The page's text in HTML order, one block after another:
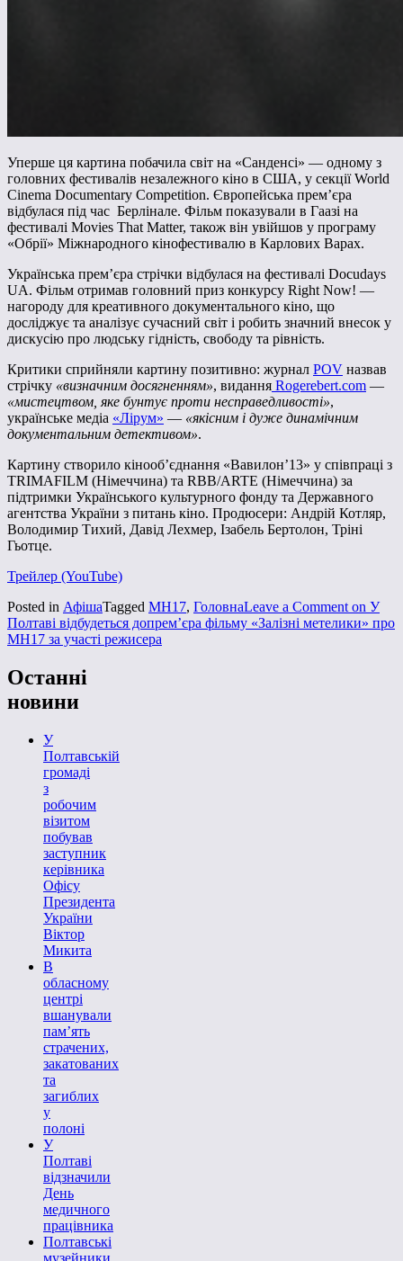
Уперше ця картина побачила світ на «Санденсі» — одному з
головних фестивалів незалежного кіно в США, у секції World
Cinema Documentary Competition. Європейська прем’єра
відбулася під час Берлінале. Фільм показували в Гаазі на
фестивалі Movies That Matter, також він увійшов у програму
«Обрії» Міжнародного кінофестивалю в Карлових Варах.
Українська прем’єра стрічки відбулася на фестивалі Docudays
UA. Фільм отримав головний приз конкурсу Right Now! —
нагороду для креативного документального кіно, що
досліджує та аналізує сучасний світ і робить значний внесок у
дискусію про людську гідність, свободу та рівність.
Критики сприйняли картину позитивно: журнал POV назвав
стрічку «визначним досягненням», видання Rogerebert.com —
«мистецтвом, яке бунтує проти несправедливості»,
українське медіа «Лірум» — «якісним і дуже динамічним
документальним детективом».
Картину створило кінооб’єднання «Вавилон’13» у співпраці з
TRIMAFILM (Німеччина) та RBB/ARTE (Німеччина) за
підтримки Українського культурного фонду та Державного
агентства України з питань кіно. Продюсери: Андрій Котляр,
Володимир Тихий, Давід Лехмер, Ізабель Бертолон, Тріні
Гьотце.
Трейлер (YouTube)
Posted in АфішаTagged MH17, ГоловнаLeave a Comment on У
Полтаві відбудеться допрем’єра фільму «Залізні метелики» про
MH17 за участі режисера
Останні
новини
У
Полтавській
громаді
з
робочим
візитом
побував
заступник
керівника
Офісу
Президента
України
Віктор
Микита
В
обласному
центрі
вшанували
пам’ять
страчених,
закатованих
та
загиблих
у
полоні
У
Полтаві
відзначили
День
медичного
працівника
Полтавські
музейники